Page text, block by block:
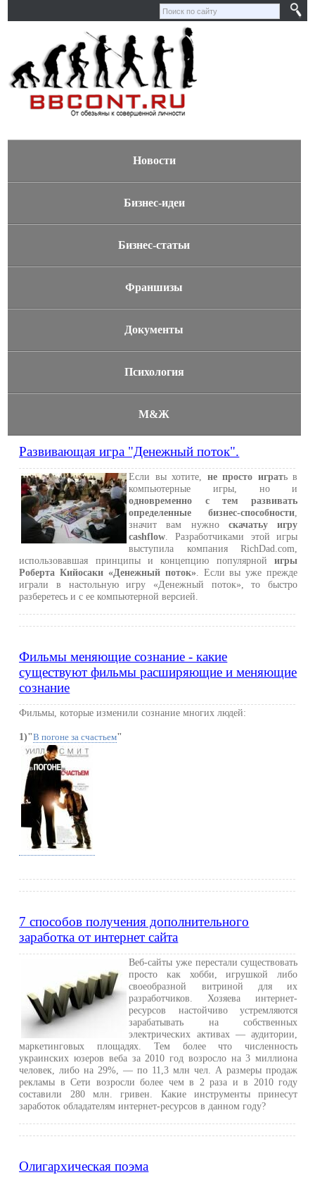
Новости
Бизнес-идеи
Бизнес-статьи
Франшизы
Документы
Психология
М&Ж
Развивающая игра "Денежный поток".
Если вы хотите, не просто играть в
компьютерные игры, но и
одновременно с тем развивать
определенные бизнес-способности
значит вам нужно скачатьу игру
cashflow . Разработчиками этой игры
выступила компания RichDad.com,
использовавшая принципы и концепцию популярнойигры
Роберта Кийосаки «Денежный поток». Если вы уже прежде
играли в настольную игру «Денежный поток», то быстро
разберетесь и с ее компьютерной версией.
Фильмы меняющие сознание - какие
существуют фильмы расширяющие и меняющие
сознание
Фильмы, которые изменили сознание многих людей:
1)"В погоне за счастьем"
7 способов получения дополнительного
заработка от интернет сайта
Веб-сайты уже перестали существовать
просто как хобби, игрушкой либо
своеобразной витриной для их
разработчиков. Хозяева интернет-
ресурсов настойчиво устремляются
зарабатывать на собственных
электрических активах — аудитории,
маркетинговых площадях. Тем более что численность
украинских юзеров веба за 2010 год возросло на 3 миллиона
человек, либо на 29%, — по 11,3 млн чел. А размеры продаж
рекламы в Сети возросли более чем в 2 раза и в 2010 году
составили 280 млн. гривен. Какие инструменты принесут
заработок обладателям интернет-ресурсов в данном году?
Олигархическая поэма